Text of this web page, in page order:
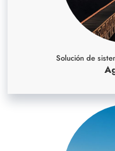
Solución de